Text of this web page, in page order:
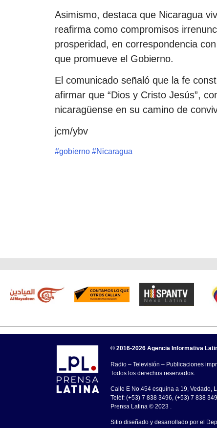
Asimismo, destaca que Nicaragua
reafirma como compromisos
prosperidad, en correspondencia
que promueve el Gobierno.
El comunicado señaló que la fe
afirmar que “Dios y Cristo Jesús”,
nicaragüense en su camino de
jcm/ybv
#gobierno #Nicaragua
© 2016-2026 Agencia Informativa
Radio – Televisión – Publicaciones
Todos los derechos reservados.
Calle E No.454 esquina a 19, Vedado,
Teléf: (+53) 7 838 3496, (+53) 7 838
Prensa Latina © 2023 .
Sitio diseñado y desarrollado por el